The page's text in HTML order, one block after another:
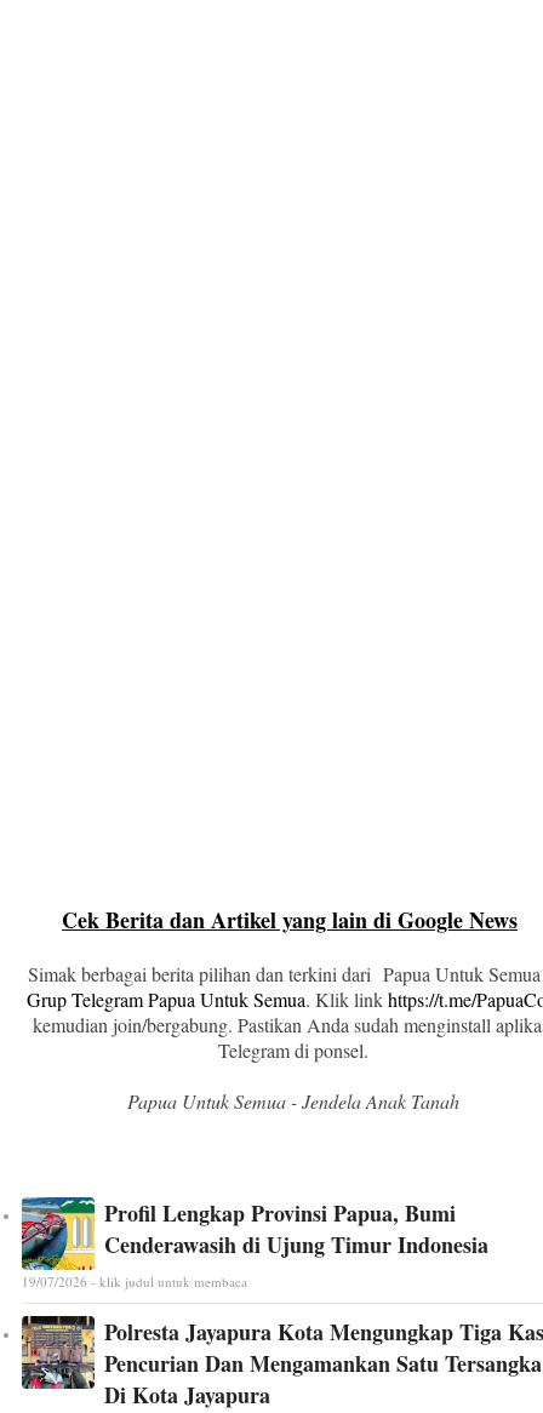
Cek Berita dan Artikel yang lain di Google News
Simak berbagai berita pilihan dan terkini dari Papua Untuk
Grup Telegram Papua Untuk Semua. Klik linkhttps://t.me/
kemudian join/bergabung. Pastikan Anda sudah menginstall
Telegram di ponsel.
Papua Untuk Semua - Jendela Anak Tanah
Profil Lengkap Provinsi Papua, Bumi
Cenderawasih di Ujung Timur Indonesia
19/07/2026 - klik judul untuk membaca
Polresta Jayapura Kota Mengungkap Tiga
Pencurian Dan Mengamankan Satu Tersangka
Di Kota Jayapura